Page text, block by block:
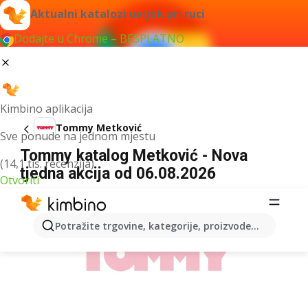
Aktualni katalozi uvijek pri ruci
Dodajte u Chrome – BESPLATNO
Kimbino aplikacija
Sve ponude na jednom mjestu
(14,1 tis. recenzija)
Otvoriti
Potražite trgovine, kategorije, proizvode...
Tommy Metković
Tommy katalog Metković - Nova
tjedna akcija od 06.08.2026